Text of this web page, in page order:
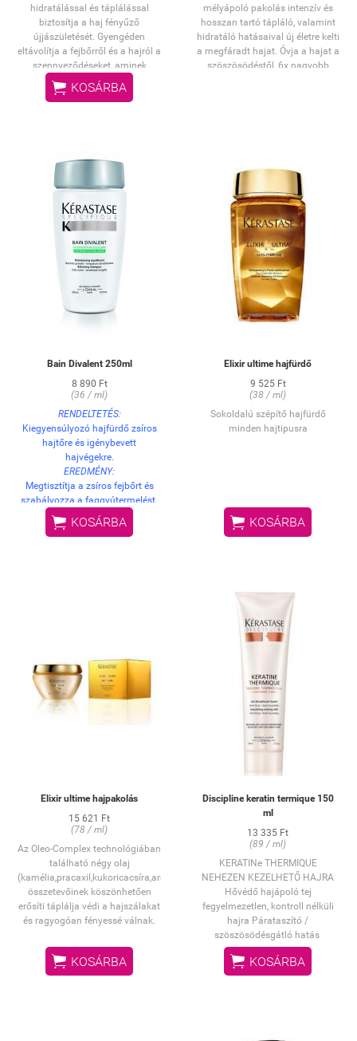
hidratálással és táplálással
biztosítja a haj fényűző
újjászületését. Gyengéden
eltávolítja a fejbőrről és a hajról a
szennyeződéseket, aminek
köszönhetően a haj ellenállóvá,
ragyogóan fényessé és selymes
 KOSÁRBA
mélyápoló pakolás intenzív és
hosszan tartó tápláló, valamint
hidratáló hatásaival új életre kelti
a megfáradt hajat. Óvja a hajat a
szöszösödéstől, 6x nagyobb
Bain Divalent 250ml
8 890 Ft
(36 / ml)
RENDELTETÉS:
Kiegyensúlyozó hajfürdő zsíros
hajtőre és igénybevett
hajvégekre.
EREDMÉNY:
Megtisztítja a zsíros fejbőrt és
szabályozza a faggyútermelést.
Nem szárítja ki az igénybevett
hajhosszt, ezáltal a haj puha és
 KOSÁRBA
Elixir ultime hajfürdő
9 525 Ft
(38 / ml)
Sokoldalú szépítő hajfürdő
minden hajtipusra
 KOSÁRBA
Elixir ultime hajpakolás
15 621 Ft
(78 / ml)
Az Oleo-Complex technológiában
található négy olaj
(kamélia,pracaxil,kukoricacsíra,argánolj)külünleges
összetevőinek köszönhetően
erősíti táplálja védi a hajszálakat
és ragyogóan fényessé válnak.
 KOSÁRBA
Discipline keratin termique 150
ml
13 335 Ft
(89 / ml)
KERATINe THERMIQUE
NEHEZEN KEZELHETŐ HAJRA
Hővédő hajápoló tej
fegyelmezetlen , kontroll nélküli
hajra Párataszító /
szöszösödésgátló hatás
 KOSÁRBA